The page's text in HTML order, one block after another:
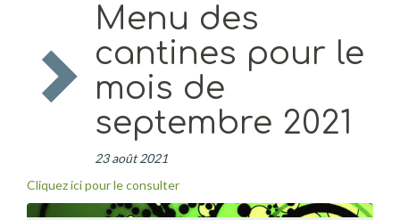
Menu des
cantines pour le
mois de
septembre 2021
23 août 2021
Cliquez ici pour le consulter